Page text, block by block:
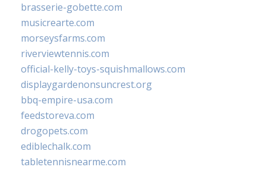
brasserie-gobette.com
musicrearte.com
morseysfarms.com
riverviewtennis.com
official-kelly-toys-squishmallows.com
displaygardenonsuncrest.org
bbq-empire-usa.com
feedstoreva.com
drogopets.com
ediblechalk.com
tabletennisnearme.com